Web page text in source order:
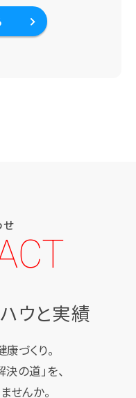
せ
ウと実績
づくり。
の道」を、
せんか。